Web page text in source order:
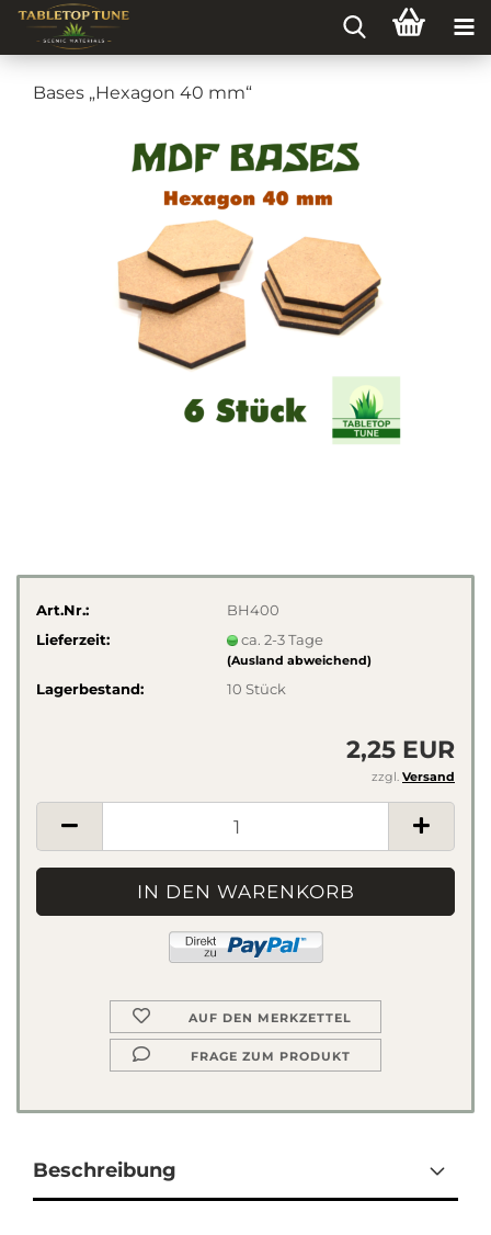
Bases „Hexagon 40 mm“
Art.Nr.:
BH400
Lieferzeit:
ca. 2-3 Tage
(Ausland abweichend)
Lagerbestand: 10Stück
2,25 EUR
zzgl. Versand
AUF DEN MERKZETTEL
FRAGE ZUM PRODUKT
Beschreibung